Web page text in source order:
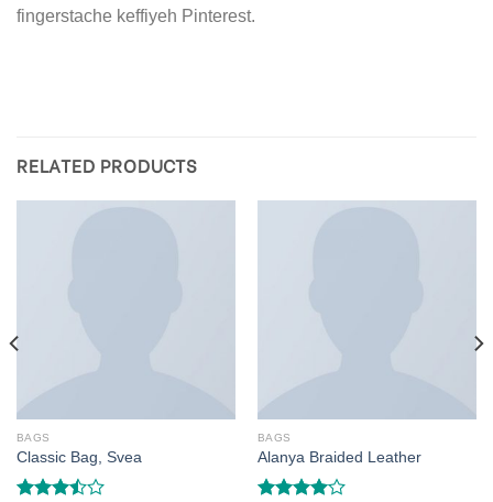
fingerstache keffiyeh Pinterest.
RELATED PRODUCTS
BAGS
Classic Bag, Svea
BAGS
Alanya Braided Leather